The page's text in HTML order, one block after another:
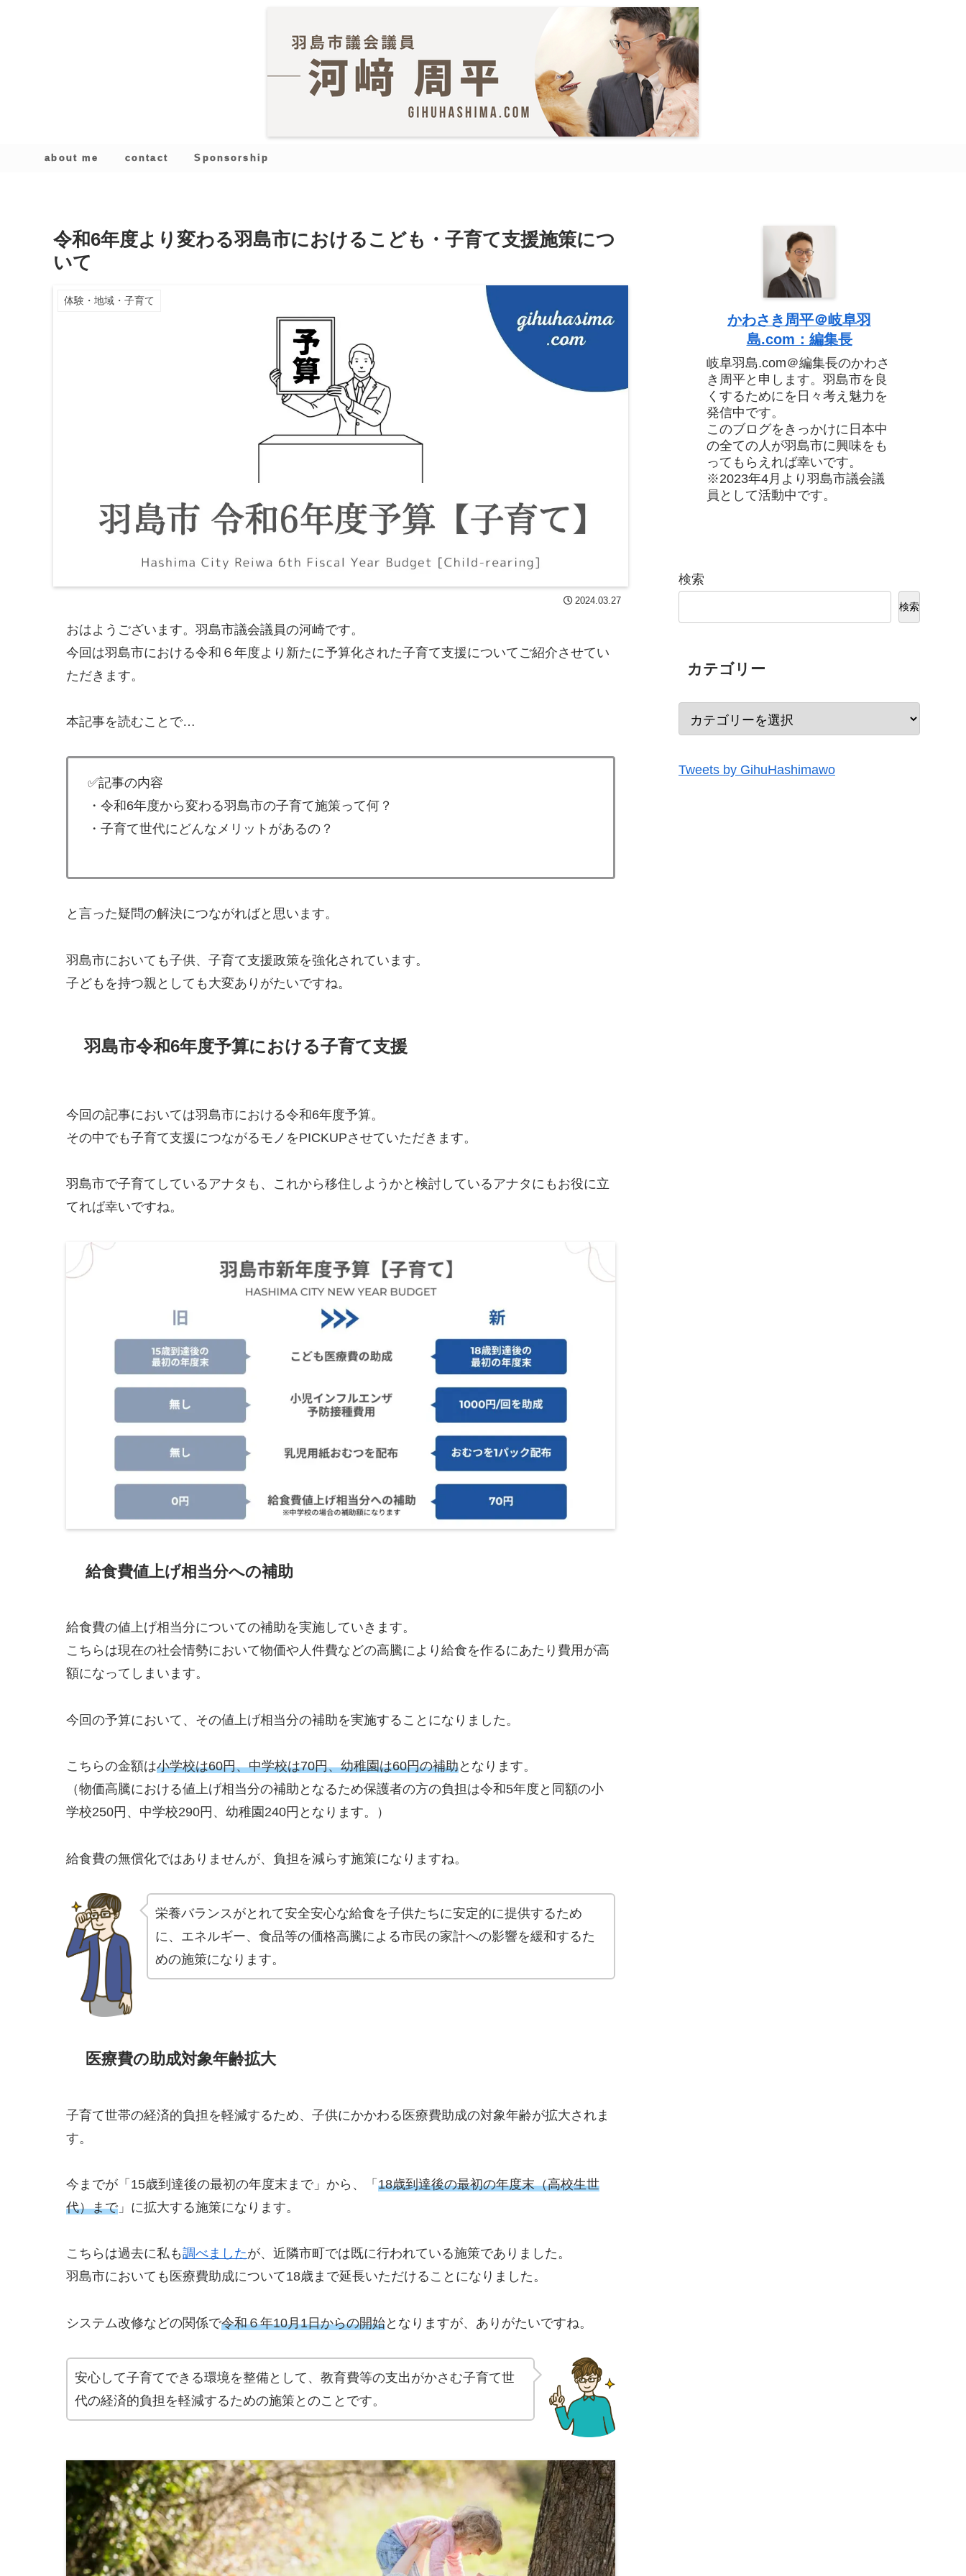
about me contact Sponsorship
令和6年度より変わる羽島市におけるこども・子育て支援施策につ
いて
体験・地域・子育て
2024.03.27
おはようございます。羽島市議会議員の河崎です。
今回は羽島市における令和６年度より新たに予算化された子育て支援についてご紹介させてい
ただきます。
本記事を読むことで…
✅記事の内容
・令和6年度から変わる羽島市の子育て施策って何？
・子育て世代にどんなメリットがあるの？
と言った疑問の解決につながればと思います。
羽島市においても子供、子育て支援政策を強化されています。
子どもを持つ親としても大変ありがたいですね。
羽島市令和6年度予算における子育て支援
今回の記事においては羽島市における令和6年度予算。
その中でも子育て支援につながるモノをPICKUPさせていただきます。
羽島市で子育てしているアナタも、これから移住しようかと検討しているアナタにもお役に立
てれば幸いですね。
給食費値上げ相当分への補助
給食費の値上げ相当分についての補助を実施していきます。
こちらは現在の社会情勢において物価や人件費などの高騰により給食を作るにあたり費用が高
額になってしまいます。
今回の予算において、その値上げ相当分の補助を実施することになりました。
こちらの金額は小学校は60円、中学校は70円、幼稚園は60円の補助となります。
（物価高騰における値上げ相当分の補助となるため保護者の方の負担は令和5年度と同額の小
学校250円、中学校290円、幼稚園240円となります。）
給食費の無償化ではありませんが、負担を減らす施策になりますね。
栄養バランスがとれて安全安心な給食を子供たちに安定的に提供するため
に、エネルギー、食品等の価格高騰による市民の家計への影響を緩和するた
めの施策になります。
医療費の助成対象年齢拡大
子育て世帯の経済的負担を軽減するため、子供にかかわる医療費助成の対象年齢が拡大されま
す。
今までが「15歳到達後の最初の年度末まで」から、「 18歳到達後の最初の年度末（高校生世
代）まで」に拡大する施策になります。
こちらは過去に私も調べましたが、近隣市町では既に行われている施策でありました。
羽島市においても医療費助成について18歳まで延長いただけることになりました。
システム改修などの関係で令和６年10月1日からの開始となりますが、ありがたいですね。
安心して子育てできる環境を整備として、教育費等の支出がかさむ子育て世
代の経済的負担を軽減するための施策とのことです。
かわさき周平＠岐阜羽
島.com：編集長
岐阜羽島.com＠編集長のかわさ
き周平と申します。羽島市を良
くするためにを日々考え魅力を
発信中です。
このブログをきっかけに日本中
の全ての人が羽島市に興味をも
ってもらえれば幸いです。
※2023年4月より羽島市議会議
員として活動中です。
検索
検索
カテゴリー
Tweets by GihuHashimawo